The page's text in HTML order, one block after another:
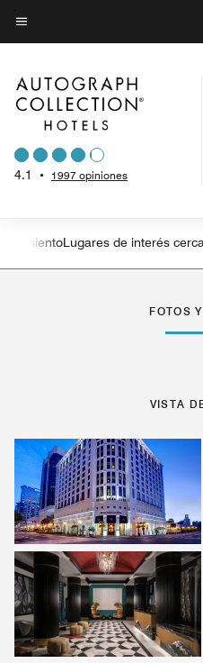
Skip
to
content
Texto del menú
4.1 • 1997 opiniones
Flecha izquierda
Lugares de interés
FOTOS
VISTA